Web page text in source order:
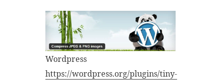
Wordpress
https://wordpress.org/plugins/tiny-